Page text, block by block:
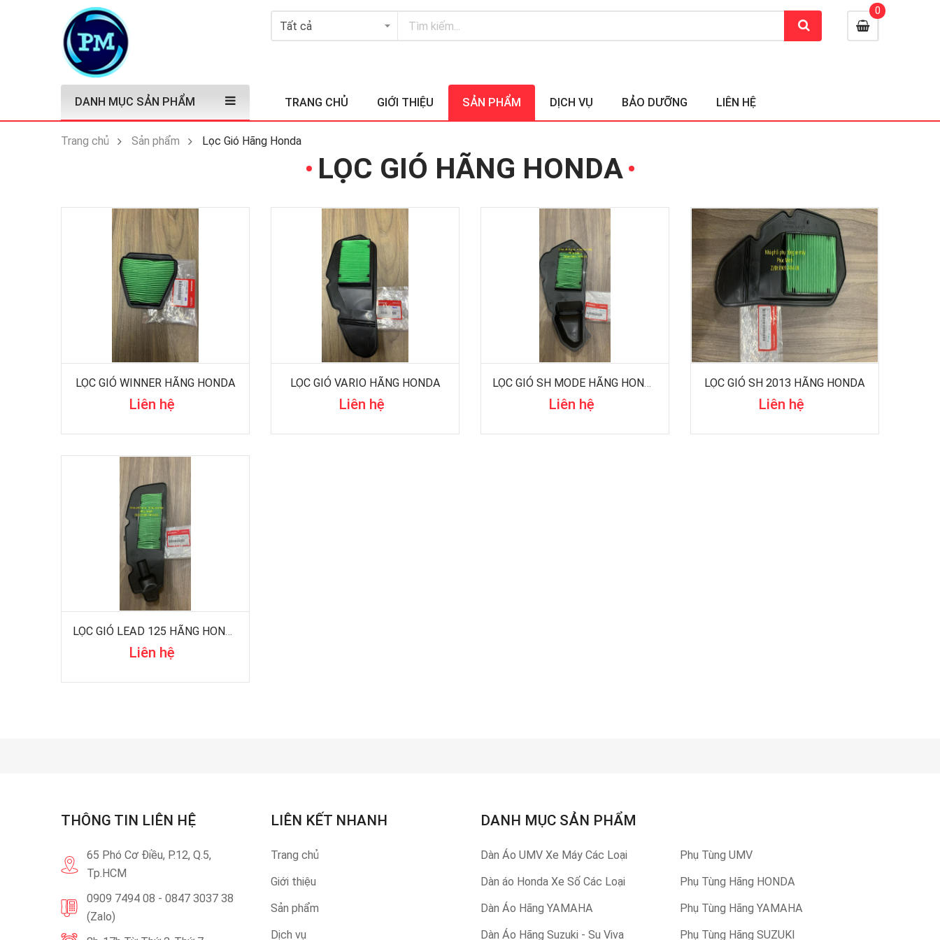
0
DANH MỤC SẢN PHẨM TRANG CHỦ GIỚI THIỆU SẢN PHẨM DỊCH VỤ BẢO DƯỠNG LIÊN HỆ
Trang chủ Sản phẩm Lọc Gió Hãng Honda
LỌC GIÓ HÃNG HONDA
LỌC GIÓ WINNER HÃNG HONDA
Liên hệ
LỌC GIÓ VARIO HÃNG HONDA
Liên hệ
LỌC GIÓ SH MODE HÃNG HONDA
Liên hệ
LỌC GIÓ SH 2013 HÃNG HONDA
Liên hệ
LỌC GIÓ LEAD 125 HÃNG HONDA
Liên hệ
THÔNG TIN LIÊN HỆ
65 Phó Cơ Điều, P.12, Q.5,
Tp.HCM
0909 7494 08 - 0847 3037 38
(Zalo)
LIÊN KẾT NHANH
Trang chủ
Giới thiệu
Sản phẩm
Dịch vụ
DANH MỤC SẢN PHẨM
Dàn Áo UMV Xe Máy Các Loại
Phụ Tùng UMV
Dàn áo Honda Xe Số Các Loại
Phụ Tùng Hãng HONDA
Dàn Áo Hãng YAMAHA
Phụ Tùng Hãng YAMAHA
Dàn Áo Hãng Suzuki - Su Viva
Phụ Tùng Hãng SUZUKI